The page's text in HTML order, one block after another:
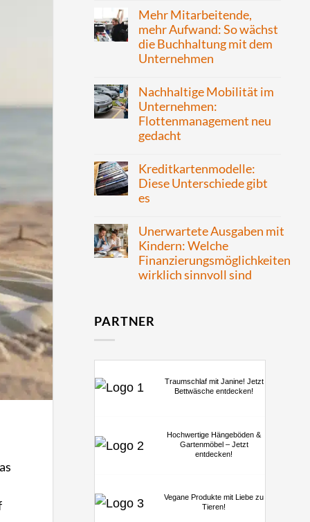
Mehr Mitarbeitende,
mehr Aufwand: So wächst
die Buchhaltung mit dem
Unternehmen
Nachhaltige Mobilität im
Unternehmen:
Flottenmanagement neu
gedacht
Kreditkartenmodelle:
Diese Unterschiede gibt
es
Unerwartete Ausgaben mit
Kindern: Welche
Finanzierungsmöglichkeiten
wirklich sinnvoll sind
PARTNER
Traumschlaf mit Janine! Jetzt
Bettwäsche entdecken!
Hochwertige Hängeböden &
Gartenmöbel – Jetzt
entdecken!
Vegane Produkte mit Liebe zu
Tieren!